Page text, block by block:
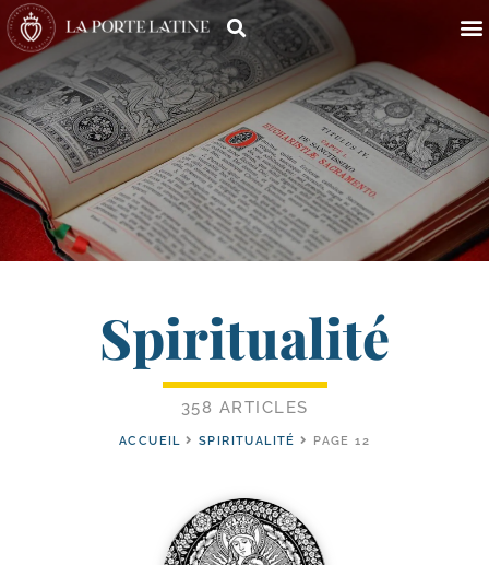
Spiritualité
358 ARTICLES
ACCUEIL SPIRITUALITÉ PAGE 12